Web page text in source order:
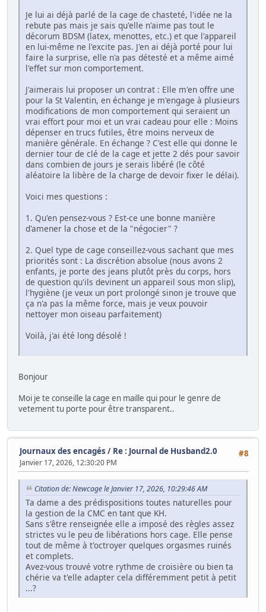
Je lui ai déjà parlé de la cage de chasteté, l'idée ne la
rebute pas mais je sais qu'elle n'aime pas tout le
décorum BDSM (latex, menottes, etc.) et que l'appareil
en lui-même ne l'excite pas. J'en ai déjà porté pour lui
faire la surprise, elle n'a pas détesté et a même aimé
l'effet sur mon comportement.
J'aimerais lui proposer un contrat : Elle m'en offre une
pour la St Valentin, en échange je m'engage à plusieurs
modifications de mon comportement qui seraient un
vrai effort pour moi et un vrai cadeau pour elle : Moins
dépenser en trucs futiles, être moins nerveux de
manière générale. En échange ? C'est elle qui donne le
dernier tour de clé de la cage et jette 2 dés pour savoir
dans combien de jours je serais libéré (le côté
aléatoire la libère de la charge de devoir fixer le délai).
Voici mes questions :
1. Qu'en pensez-vous ? Est-ce une bonne manière
d'amener la chose et de la "négocier" ?
2. Quel type de cage conseillez-vous sachant que mes
priorités sont : La discrétion absolue (nous avons 2
enfants, je porte des jeans plutôt près du corps, hors
de question qu'ils devinent un appareil sous mon slip),
l'hygiène (je veux un port prolongé sinon je trouve que
ça n'a pas la même force, mais je veux pouvoir
nettoyer mon oiseau parfaitement)
Voilà, j'ai été long désolé !
Bonjour
Moi je te conseille la cage en maille qui pour le genre de
vetement tu porte pour être transparent..
#8
Journaux des encagés / Re : Journal de Husband2.0
Janvier 17, 2026, 12:30:20 PM
Citation de: Newcage le Janvier 17, 2026, 10:29:46 AM
Ta dame a des prédispositions toutes naturelles pour
la gestion de la CMC en tant que KH.
Sans s'être renseignée elle a imposé des règles assez
strictes vu le peu de libérations hors cage. Elle pense
tout de même à t'octroyer quelques orgasmes ruinés
et complets.
Avez-vous trouvé votre rythme de croisière ou bien ta
chérie va t'elle adapter cela différemment petit à petit
...?